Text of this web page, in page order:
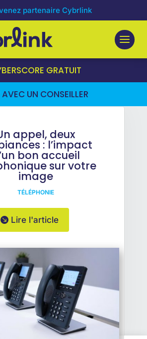
partenaire Cybrlink
GRATUIT
UN CONSEILLER
appel, deux
: l’impact
bon accueil
sur votre
image
TÉLÉPHONIE
Lire l'article